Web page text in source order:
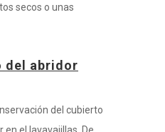
secos o unas
del abridor
del cubierto